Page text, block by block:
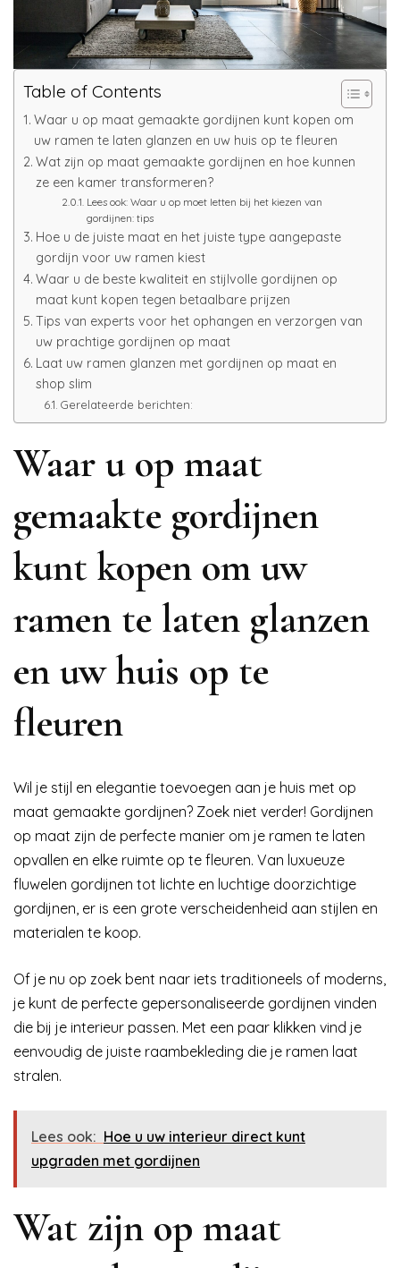
Table of Contents
Waar u op maat gemaakte gordijnen kunt kopen om
uw ramen te laten glanzen en uw huis op te fleuren
Wat zijn op maat gemaakte gordijnen en hoe kunnen
ze een kamer transformeren?
Lees ook: Waar u op moet letten bij het kiezen van
gordijnen: tips
Hoe u de juiste maat en het juiste type aangepaste
gordijn voor uw ramen kiest
Waar u de beste kwaliteit en stijlvolle gordijnen op
maat kunt kopen tegen betaalbare prijzen
Tips van experts voor het ophangen en verzorgen van
uw prachtige gordijnen op maat
Laat uw ramen glanzen met gordijnen op maat en
shop slim
Gerelateerde berichten:
Waar u op maat
gemaakte gordijnen
kunt kopen om uw
ramen te laten glanzen
en uw huis op te
fleuren
Wil je stijl en elegantie toevoegen aan je huis met op
maat gemaakte gordijnen? Zoek niet verder! Gordijnen
op maat zijn de perfecte manier om je ramen te laten
opvallen en elke ruimte op te fleuren. Van luxueuze
fluwelen gordijnen tot lichte en luchtige doorzichtige
gordijnen, er is een grote verscheidenheid aan stijlen en
materialen te koop.
Of je nu op zoek bent naar iets traditioneels of moderns,
je kunt de perfecte gepersonaliseerde gordijnen vinden
die bij je interieur passen. Met een paar klikken vind je
eenvoudig de juiste raambekleding die je ramen laat
stralen.
Lees ook: Hoe u uw interieur direct kunt
upgraden met gordijnen
Wat zijn op maat